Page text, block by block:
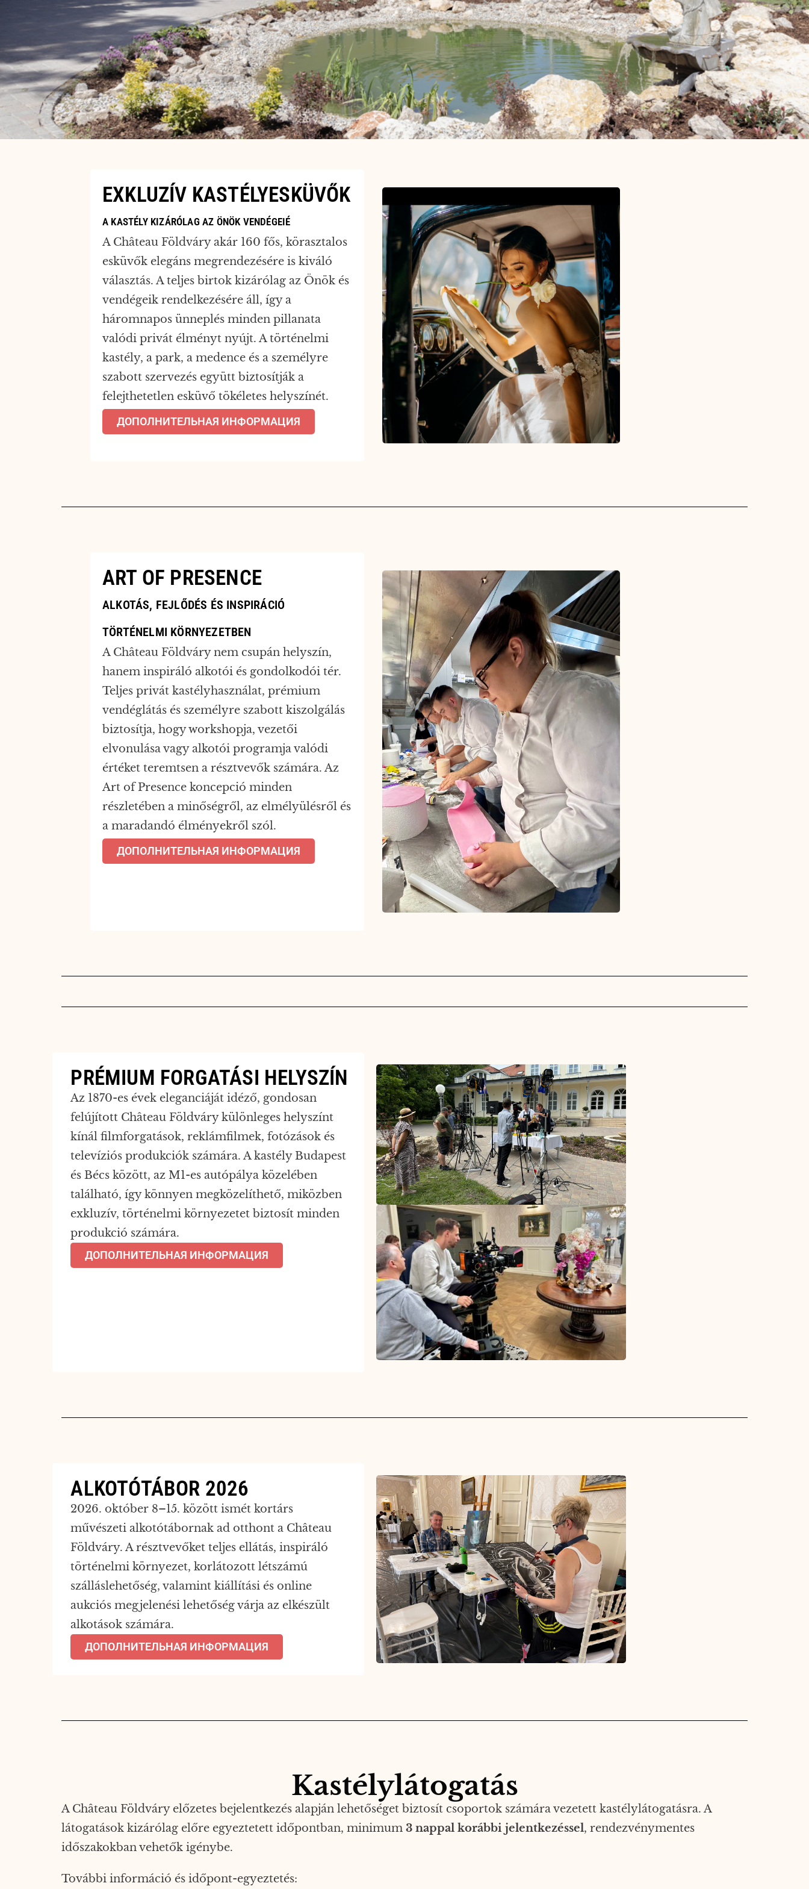
EXKLUZÍV KASTÉLYESKÜVŐK
A KASTÉLY KIZÁRÓLAG AZ ÖNÖK VENDÉGEIÉ
A Château Földváry akár 160 fős, körasztalos
esküvők elegáns megrendezésére is kiváló
választás. A teljes birtok kizárólag az Önök és
vendégeik rendelkezésére áll, így a
háromnapos ünneplés minden pillanata
valódi privát élményt nyújt. A történelmi
kastély, a park, a medence és a személyre
szabott szervezés együtt biztosítják a
felejthetetlen esküvő tökéletes helyszínét.
ДОПОЛНИТЕЛЬНАЯ ИНФОРМАЦИЯ
ART OF PRESENCE
ALKOTÁS, FEJLŐDÉS ÉS INSPIRÁCIÓ
TÖRTÉNELMI KÖRNYEZETBEN
A Château Földváry nem csupán helyszín,
hanem inspiráló alkotói és gondolkodói tér.
Teljes privát kastélyhasználat, prémium
vendéglátás és személyre szabott kiszolgálás
biztosítja, hogy workshopja, vezetői
elvonulása vagy alkotói programja valódi
értéket teremtsen a résztvevők számára. Az
Art of Presence koncepció minden
részletében a minőségről, az elmélyülésről és
a maradandó élményekről szól.
ДОПОЛНИТЕЛЬНАЯ ИНФОРМАЦИЯ
PRÉMIUM FORGATÁSI HELYSZÍN
Az 1870-es évek eleganciáját idéző, gondosan
felújított Château Földváry különleges helyszínt
kínál filmforgatások, reklámfilmek, fotózások és
televíziós produkciók számára. A kastély Budapest
és Bécs között, az M1-es autópálya közelében
található, így könnyen megközelíthető, miközben
exkluzív, történelmi környezetet biztosít minden
produkció számára.
ДОПОЛНИТЕЛЬНАЯ ИНФОРМАЦИЯ
ALKOTÓTÁBOR 2026
2026. október 8–15. között ismét kortárs
művészeti alkotótábornak ad otthont a Château
Földváry. A résztvevőket teljes ellátás, inspiráló
történelmi környezet, korlátozott létszámú
szálláslehetőség, valamint kiállítási és online
aukciós megjelenési lehetőség várja az elkészült
alkotások számára.
ДОПОЛНИТЕЛЬНАЯ ИНФОРМАЦИЯ
Kastélylátogatás
A Château Földváry előzetes bejelentkezés alapján lehetőséget biztosít csoportok számára vezetett kastélylátogatásra. A
látogatások kizárólag előre egyeztetett időpontban, minimum 3 nappal korábbi jelentkezéssel, rendezvénymentes
időszakokban vehetők igénybe.
További információ és időpont-egyeztetés: